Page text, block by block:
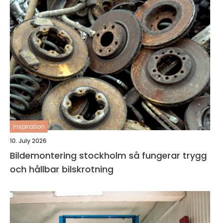
inspiration
10. July 2026
Bildemontering stockholm så fungerar trygg
och hållbar bilskrotning